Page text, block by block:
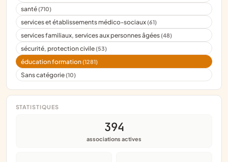
santé(710)
services et établissements médico-sociaux(61)
services familiaux, services aux personnes âgées(48)
sécurité, protection civile(53)
éducation formation(1281)
Sans catégorie(10)
STATISTIQUES
394
associations actives